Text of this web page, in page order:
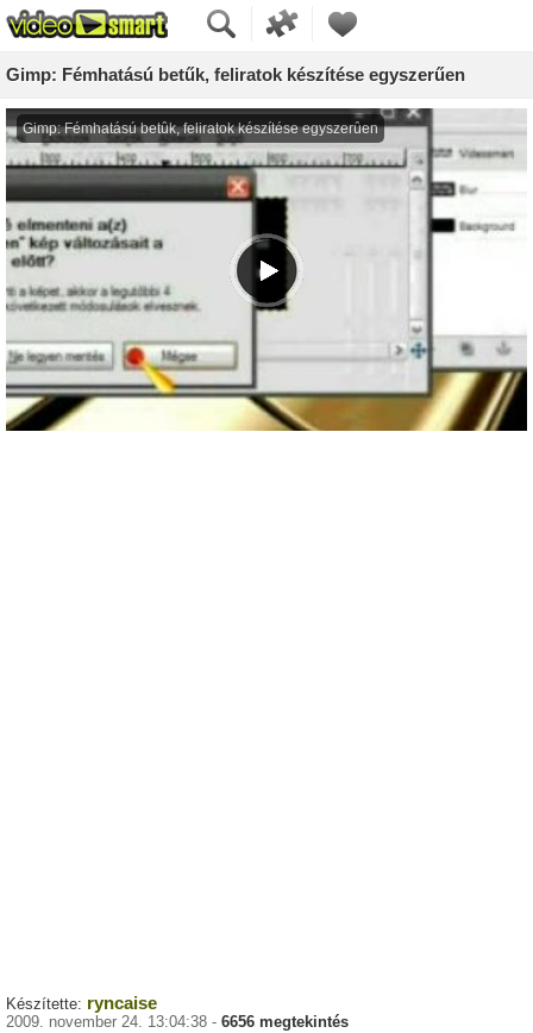
Gimp: Fémhatású betűk, feliratok készítése egyszerűen
Készítette: ryncaise
2009. november 24. 13:04:38 - 6656 megtekintés